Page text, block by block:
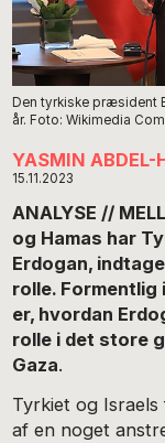
Den tyrkiske præsident
år. Foto: Wikimedia
YASMIN ABDEL-
15.11.2023
ANALYSE //
og Hamas har
Erdogan,
rolle. Formentlig
er, hvordan
rolle i det store
Gaza.
Tyrkiet og
af en noget